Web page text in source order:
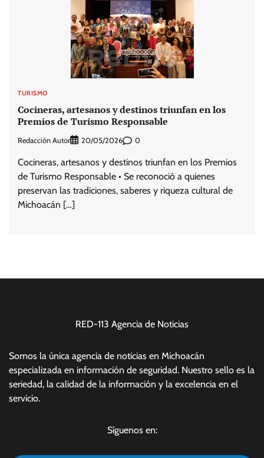
TURISMO
Cocineras, artesanos y destinos triunfan en los
Premios de Turismo Responsable
Redacción Autor 20/05/2026 0
Cocineras, artesanos y destinos triunfan en los Premios
de Turismo Responsable • Se reconoció a quienes
preservan las tradiciones, saberes y riqueza cultural de
Michoacán […]
RED-113 Agencia de Noticias
Somos la única agencia de noticias en Michoacán
especializada en información de seguridad. Nuestro sello es la
seriedad, la calidad de la información y la excelencia en el
servicio.
Síguenos en: